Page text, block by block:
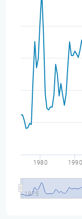
1980 1990
1975